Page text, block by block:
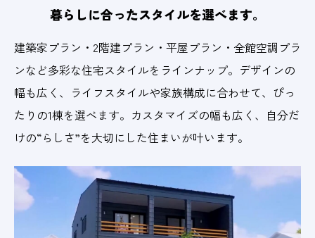
暮らしに合ったスタイルを選べます。
建築家プラン・2階建プラン・平屋プラン・全館空調プラ
ンなど多彩な住宅スタイルをラインナップ。デザインの
幅も広く、ライフスタイルや家族構成に合わせて、ぴっ
たりの1棟を選べます。カスタマイズの幅も広く、自分だ
けの“らしさ”を大切にした住まいが叶います。